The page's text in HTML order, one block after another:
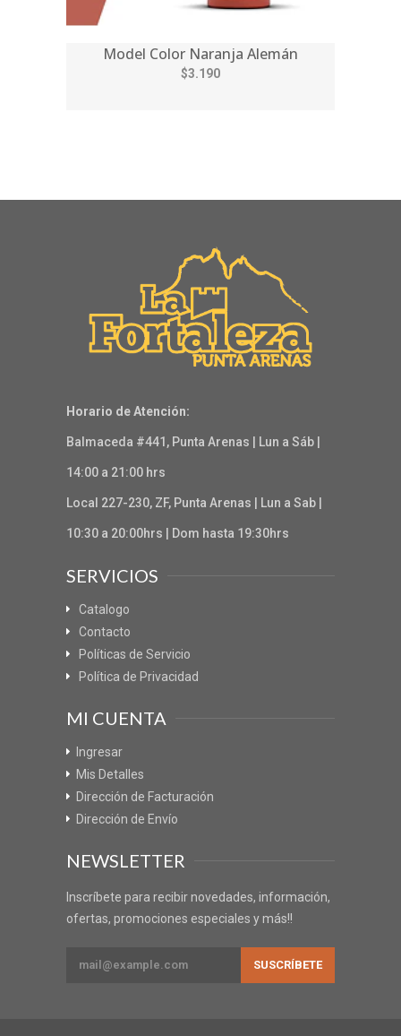
Model Color Naranja Alemán
$3.190
Horario de Atención:
Balmaceda #441, Punta Arenas | Lun a Sáb |
14:00 a 21:00 hrs
Local 227-230, ZF, Punta Arenas | Lun a Sab |
10:30 a 20:00hrs | Dom hasta 19:30hrs
SERVICIOS
Catalogo
Contacto
Políticas de Servicio
Política de Privacidad
MI CUENTA
Ingresar
Mis Detalles
Dirección de Facturación
Dirección de Envío
NEWSLETTER
Inscríbete para recibir novedades, información,
ofertas, promociones especiales y más!!